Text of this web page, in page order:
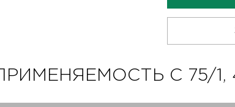
ПРИМЕНЯЕМОСТЬ C 75/1,